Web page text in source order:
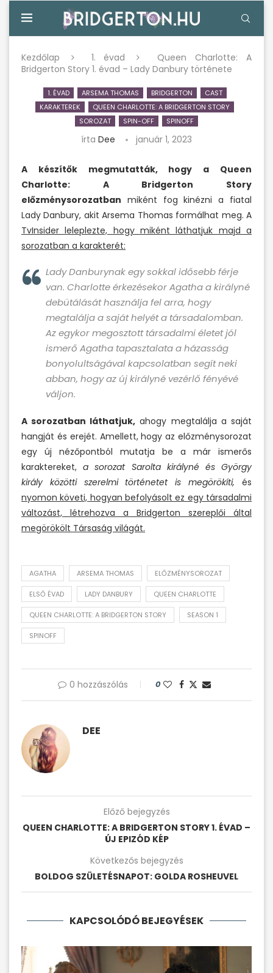
Kezdőlap 1. évad
Queen Charlotte: A
Bridgerton Story 1. évad – Lady Danbury története
1. ÉVAD ARSEMA THOMAS BRIDGERTON
CAST
KARAKTEREK
QUEEN CHARLOTTE: A BRIDGERTON STORY
SOROZAT
SPIN-OFF SPINOFF
írta Dee január 1, 2023
A készítők megmutatták, hogy a Queen
Charlotte: A Bridgerton Story
előzménysorozatban miként fog kinézni a fiatal
Lady Danbury, akit Arsema Thomas formálhat meg. A
TvInsider leleplezte, hogy miként láthatjuk majd a
sorozatban a karakterét:
Lady Danburynak egy sokkal idősebb férje
van. Charlotte érkezésekor Agatha a királyné
debütálását használja fel arra, hogy
megtalálja a saját helyét a társadalomban.
Az egykor megosztott társadalmi életet jól
ismerő Agatha tapasztalata a házasság
bonyolultságával kapcsolatban segít neki
abban, hogy az új királyné vezérlő fényévé
váljon.
A sorozatban láthatjuk, ahogy megtalálja a saját
hangját és erejét. Amellett, hogy az előzménysorozat
egy új nézőpontból mutatja be a már ismerős
karaktereket, a sorozat Sarolta királyné és György
király közötti szerelmi történetet is megörökíti, és
nyomon követi, hogyan befolyásolt ez egy társadalmi
változást, létrehozva a Bridgerton szereplői által
megörökölt Társaság világát.
AGATHA ARSEMA THOMAS ELŐZMÉNYSOROZAT
ELSŐ ÉVAD LADY DANBURY QUEEN CHARLOTTE
QUEEN CHARLOTTE: A BRIDGERTON STORY SEASON 1
SPINOFF
0 hozzászólás 0
DEE
Előző bejegyzés
QUEEN CHARLOTTE: A BRIDGERTON STORY 1. ÉVAD –
ÚJ EPIZÓD KÉP
Következős bejegyzés
BOLDOG SZÜLETÉSNAPOT: GOLDA ROSHEUVEL
KAPCSOLÓDÓ BEJEGYÉSEK